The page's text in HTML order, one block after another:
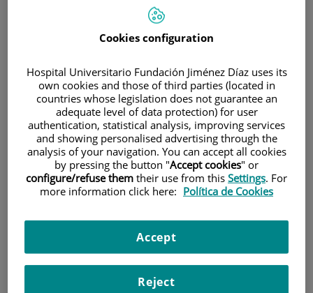
Investigación
Teléfono de atención al usuario
Cookies configuration
Hospital Universitario Fundación Jiménez Díaz uses its
own cookies and those of third parties (located in
countries whose legislation does not guarantee an
adequate level of data protection) for user
authentication, statistical analysis, improving services
and showing personalised advertising through the
analysis of your navigation. You can accept all cookies
by pressing the button "Accept cookies" or
configure/refuse them their use from this Settings. For
more information click here: Política de Cookies
Reject
Accept